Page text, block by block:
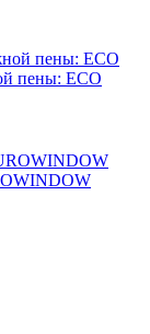
пены: ЕСО